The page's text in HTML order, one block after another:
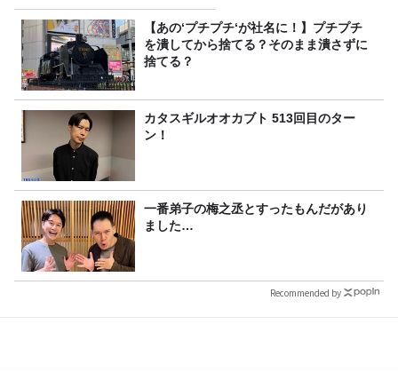
【あの‘プチプチ‘が社名に！】プチプチ
を潰してから捨てる？そのまま潰さずに
捨てる？
カタスギルオオカブト 513回目のター
ン！
一番弟子の梅之丞とすったもんだがあり
ました…
Recommended by